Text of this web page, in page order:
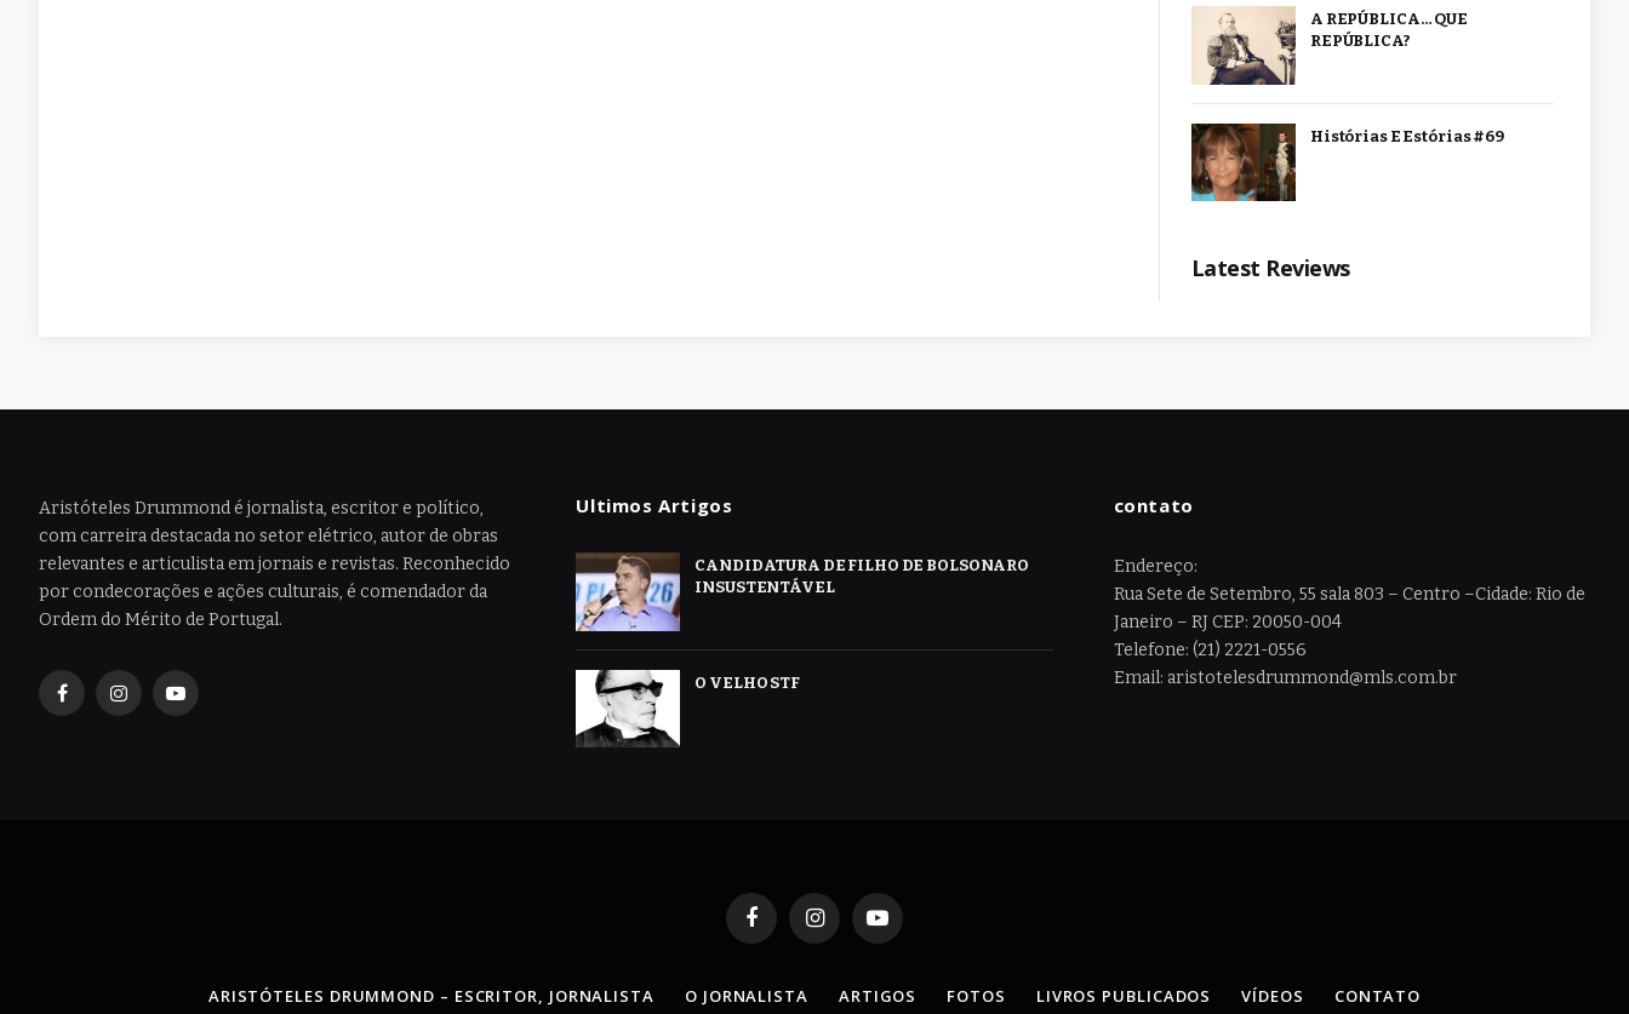
A REPÚBLICA… QUE
REPÚBLICA?
Histórias E Estórias #69
Latest Reviews
Aristóteles Drummond é jornalista, escritor e político,
com carreira destacada no setor elétrico, autor de obras
relevantes e articulista em jornais e revistas. Reconhecido
por condecorações e ações culturais, é comendador da
Ordem do Mérito de Portugal.
FacebookInstagramYouTube
Ultimos Artigos
CANDIDATURA DE FILHO DE BOLSONARO
INSUSTENTÁVEL
O VELHO STF
contato
Endereço:
Rua Sete de Setembro, 55 sala 803 – Centro –Cidade: Rio de
Janeiro – RJ CEP: 20050-004
Telefone: (21) 2221-0556
Email: aristotelesdrummond@mls.com.br
FacebookInstagramYouTube
ARISTÓTELES DRUMMOND – ESCRITOR, JORNALISTA O JORNALISTA ARTIGOS FOTOS LIVROS PUBLICADOS VÍDEOS CONTATO